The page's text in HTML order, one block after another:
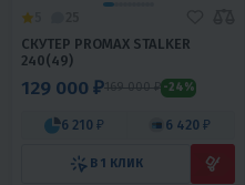
СКУТЕР PROMAX STALKER
240(49)
129 000 ₽169 000 ₽ -24%
6 210 ₽ 6 420 ₽
В 1 КЛИК